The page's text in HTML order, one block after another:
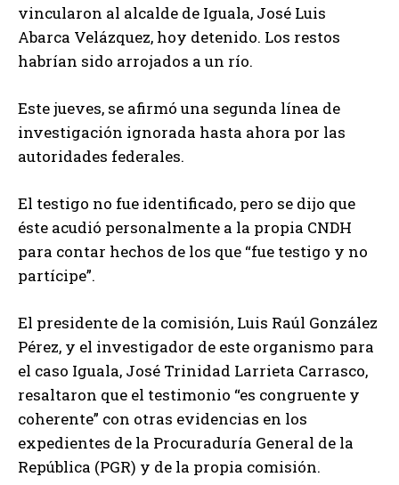
vincularon al alcalde de Iguala, José Luis
Abarca Velázquez, hoy detenido. Los restos
habrían sido arrojados a un río.
Este jueves, se afirmó una segunda línea de
investigación ignorada hasta ahora por las
autoridades federales.
El testigo no fue identificado, pero se dijo que
éste acudió personalmente a la propia CNDH
para contar hechos de los que “fue testigo y no
partícipe”.
El presidente de la comisión, Luis Raúl González
Pérez, y el investigador de este organismo para
el caso Iguala, José Trinidad Larrieta Carrasco,
resaltaron que el testimonio “es congruente y
coherente” con otras evidencias en los
expedientes de la Procuraduría General de la
República (PGR) y de la propia comisión.